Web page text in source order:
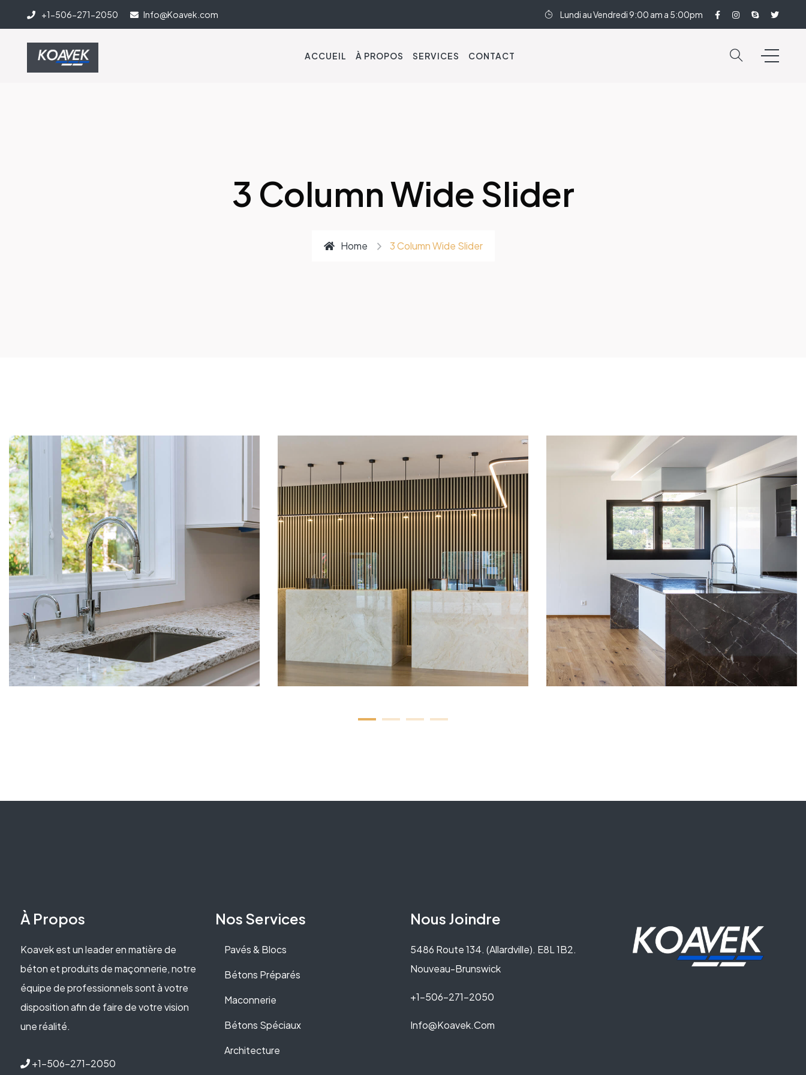
Lundi au Vendredi 9:00 am a 5:00pm
+1-506-271-2050 Info@Koavek.com
ACCUEIL À PROPOS SERVICES CONTACT
3 Column Wide Slider
Home 3 Column Wide Slider
À Propos
Koavek est un leader en matière de
béton et produits de maçonnerie, notre
équipe de professionnels sont à votre
disposition afin de faire de votre vision
une réalité.
+1-506-271-2050
Nos Services
Pavés & Blocs
Bétons Préparés​
Maconnerie
Bétons Spéciaux
Architecture
Nous Joindre
5486 Route 134. (Allardville). E8L 1B2.
Nouveau-Brunswick
+1-506-271-2050
Info@Koavek.com